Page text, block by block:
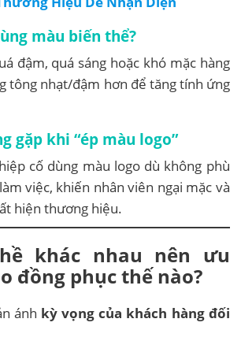
màu biến thể?
đậm, quá sáng hoặc khó mặc hàng
tông nhạt/đậm hơn để tăng tính ứng
gặp khi “ép màu logo”
cố dùng màu logo dù không phù
việc, khiến nhân viên ngại mặc và
hiện thương hiệu.
khác nhau nên ưu
đồng phục thế nào?
ánh kỳ vọng của khách hàng đối